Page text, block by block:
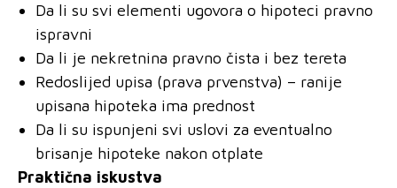
Da li su svi elementi ugovora o hipoteci pravno
ispravni
Da li je nekretnina pravno čista i bez tereta
Redoslijed upisa (prava prvenstva) – ranije
upisana hipoteka ima prednost
Da li su ispunjeni svi uslovi za eventualno
brisanje hipoteke nakon otplate
Praktična iskustva